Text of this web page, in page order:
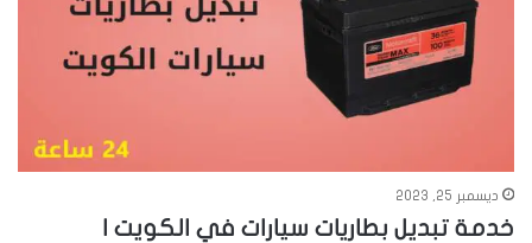
ديسمبر 25, 2023
خدمة تبديل بطاريات سيارات في الكويت |